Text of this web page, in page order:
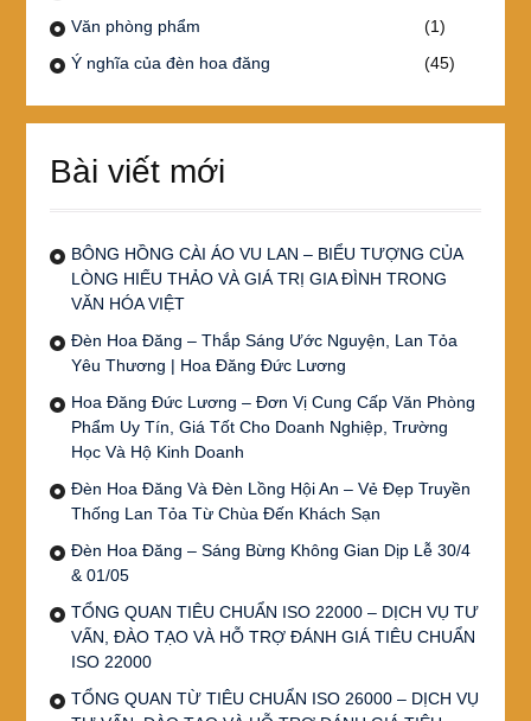
Văn phòng phẩm
(1)
Ý nghĩa của đèn hoa đăng
(45)
Bài viết mới
BÔNG HỒNG CÀI ÁO VU LAN – BIỂU TƯỢNG CỦA
LÒNG HIẾU THẢO VÀ GIÁ TRỊ GIA ĐÌNH TRONG
VĂN HÓA VIỆT
Đèn Hoa Đăng – Thắp Sáng Ước Nguyện, Lan Tỏa
Yêu Thương | Hoa Đăng Đức Lương
Hoa Đăng Đức Lương – Đơn Vị Cung Cấp Văn Phòng
Phẩm Uy Tín, Giá Tốt Cho Doanh Nghiệp, Trường
Học Và Hộ Kinh Doanh
Đèn Hoa Đăng Và Đèn Lồng Hội An – Vẻ Đẹp Truyền
Thống Lan Tỏa Từ Chùa Đến Khách Sạn
Đèn Hoa Đăng – Sáng Bừng Không Gian Dịp Lễ 30/4
& 01/05
TỔNG QUAN TIÊU CHUẨN ISO 22000 – DỊCH VỤ TƯ
VẤN, ĐÀO TẠO VÀ HỖ TRỢ ĐÁNH GIÁ TIÊU CHUẨN
ISO 22000
TỔNG QUAN TỪ TIÊU CHUẨN ISO 26000 – DỊCH VỤ